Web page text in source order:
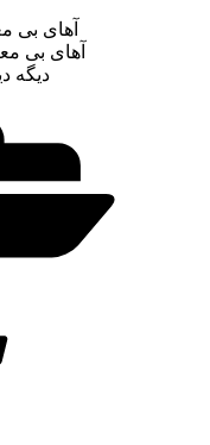
آهای بی
آهای بی
دیگه